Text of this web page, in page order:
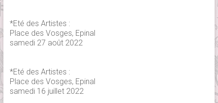
*Eté des Artistes :
Place des Vosges, Epinal
samedi 27 août 2022
*Eté des Artistes :
Place des Vosges, Epinal
samedi 16 juillet 2022